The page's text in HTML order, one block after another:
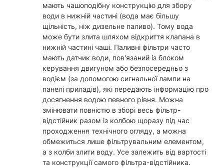
мають чашоподібну конструкцію для збору
води в нижній частині (вода має більшу
щільність, ніж дизельне паливо). Тому вода
може бути злита шляхом відкриття клапана в
нижній частині чаші. Паливні фільтри часто
мають датчик води, пов'язаний із блоком
керування двигуном або безпосередньо з
водієм (за допомогою сигнальної лампи на
панелі приладів), які передають інформацію про
досягнення водою певного рівня. Можна
змінювати повністю в зборі весь фільтр-
відстійник разом із колбою щоразу під час
проходження технічного огляду, а можна
обмежиться лише фільтрувальним елементом,
а з колби злити воду. Усе залежить від вартості
та конструкції самого фільтра-відстійника.